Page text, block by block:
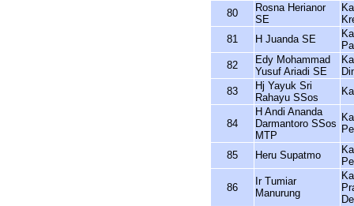
80
Rosna Herianor
SE
81
H Juanda SE
82
Edy Mohammad
Yusuf Ariadi SE
83
Hj Yayuk Sri
Rahayu SSos
84
H Andi Ananda
Darmantoro SSos
MTP
85 Heru Supatmo
86
Ir Tumiar
Manurung